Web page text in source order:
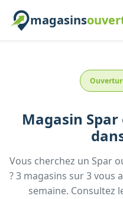
magasins
Magasin Spar
Vous cherchez un Spar
?3 magasins sur3vous
semaine. Consultez